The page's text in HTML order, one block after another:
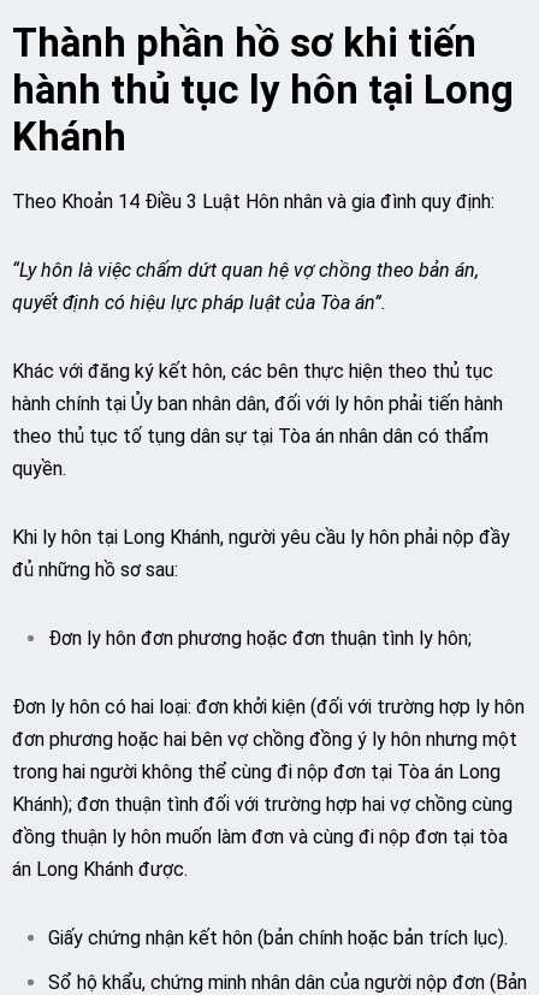
Thành phần hồ sơ khi tiến
hành thủ tục ly hôn tại Long
Khánh
Theo Khoản 14 Điều 3 Luật Hôn nhân và gia đình quy định:
“Ly hôn là việc chấm dứt quan hệ vợ chồng theo bản án,
quyết định có hiệu lực pháp luật của Tòa án”.
Khác với đăng ký kết hôn, các bên thực hiện theo thủ tục
hành chính tại Ủy ban nhân dân, đối với ly hôn phải tiến hành
theo thủ tục tố tụng dân sự tại Tòa án nhân dân có thẩm
quyền.
Khi ly hôn tại Long Khánh, người yêu cầu ly hôn phải nộp đầy
đủ những hồ sơ sau:
Đơn ly hôn đơn phương hoặc đơn thuận tình ly hôn;
Đơn ly hôn có hai loại: đơn khởi kiện (đối với trường hợp ly hôn
đơn phương hoặc hai bên vợ chồng đồng ý ly hôn nhưng một
trong hai người không thể cùng đi nộp đơn tại Tòa án Long
Khánh); đơn thuận tình đối với trường hợp hai vợ chồng cùng
đồng thuận ly hôn muốn làm đơn và cùng đi nộp đơn tại tòa
án Long Khánh được.
Giấy chứng nhận kết hôn (bản chính hoặc bản trích lục).
Sổ hộ khẩu, chứng minh nhân dân của người nộp đơn (Bản